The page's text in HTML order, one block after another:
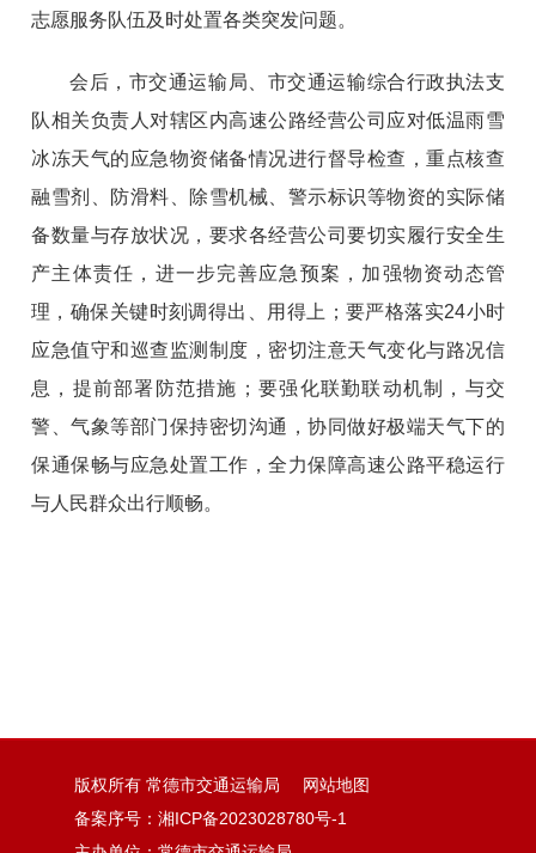
志愿服务队伍及时处置各类突发问题。
会后，市交通运输局、市交通运输综合行政执法支
队相关负责人对辖区内高速公路经营公司应对低温雨雪
冰冻天气的应急物资储备情况进行督导检查，重点核查
融雪剂、防滑料、除雪机械、警示标识等物资的实际储
备数量与存放状况，要求各经营公司要切实履行安全生
产主体责任，进一步完善应急预案，加强物资动态管
理，确保关键时刻调得出、用得上；要严格落实24小时
应急值守和巡查监测制度，密切注意天气变化与路况信
息，提前部署防范措施；要强化联勤联动机制，与交
警、气象等部门保持密切沟通，协同做好极端天气下的
保通保畅与应急处置工作，全力保障高速公路平稳运行
与人民群众出行顺畅。
版权所有 常德市交通运输局
网站地图
备案序号： 湘ICP备2023028780号-1